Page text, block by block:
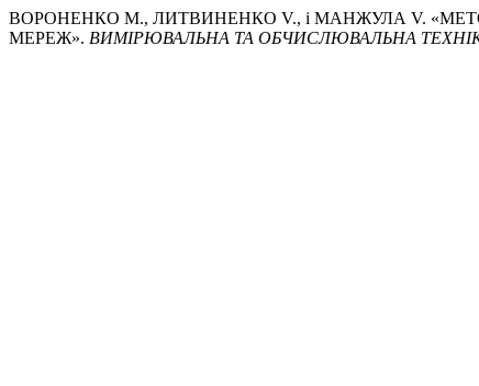
ВОРОНЕНКО M., ЛИТВИНЕНКО V., і МАНЖУЛА V.
МЕРЕЖ». ВИМІРЮВАЛЬНА ТА ОБЧИСЛЮВАЛЬНА